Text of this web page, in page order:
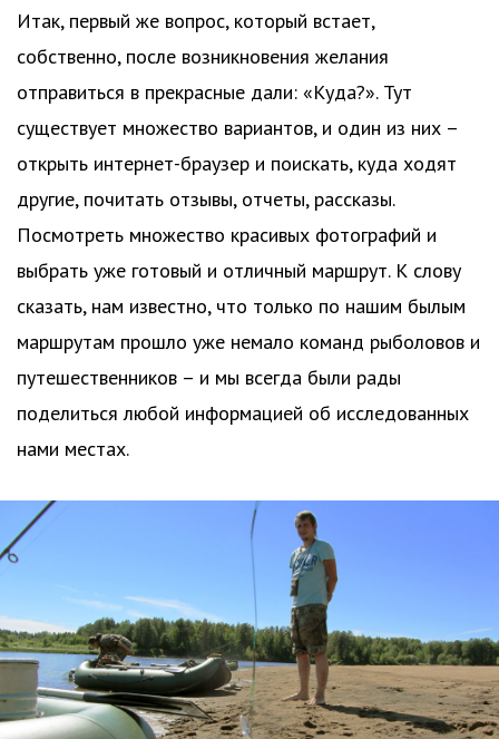
Итак, первый же вопрос, который встает,
собственно, после возникновения желания
отправиться в прекрасные дали: «Куда?». Тут
существует множество вариантов, и один из них –
открыть интернет-браузер и поискать, куда ходят
другие, почитать отзывы, отчеты, рассказы.
Посмотреть множество красивых фотографий и
выбрать уже готовый и отличный маршрут. К слову
сказать, нам известно, что только по нашим былым
маршрутам прошло уже немало команд рыболовов и
путешественников – и мы всегда были рады
поделиться любой информацией об исследованных
нами местах.